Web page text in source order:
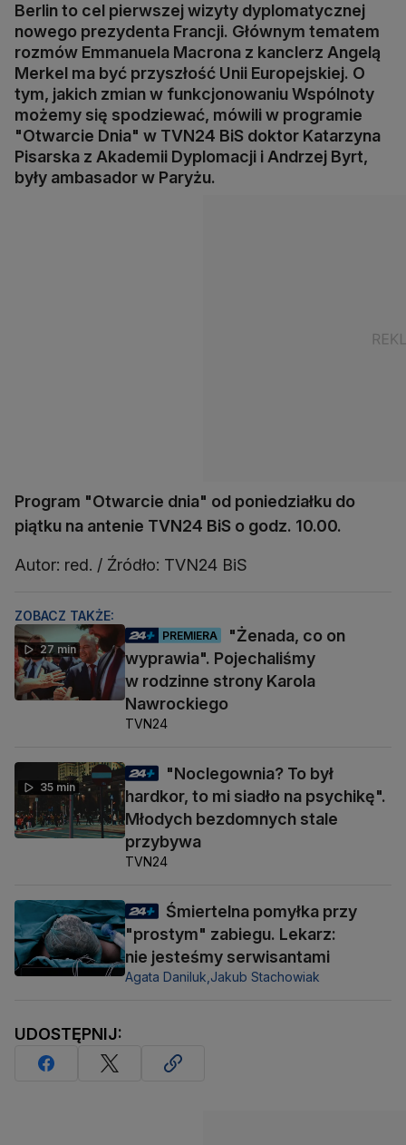
Berlin to cel pierwszej wizyty dyplomatycznej
nowego prezydenta Francji. Głównym tematem
rozmów Emmanuela Macrona z kanclerz Angelą
Merkel ma być przyszłość Unii Europejskiej. O
tym, jakich zmian w funkcjonowaniu Wspólnoty
możemy się spodziewać, mówili w programie
"Otwarcie Dnia" w TVN24 BiS doktor Katarzyna
Pisarska z Akademii Dyplomacji i Andrzej Byrt,
były ambasador w Paryżu.
Program "Otwarcie dnia" od poniedziałku do
piątku na antenie TVN24 BiS o godz. 10.00.
Autor: red. / Źródło: TVN24 BiS
ZOBACZ TAKŻE:
27 min
PREMIERA
"Żenada, co on
wyprawia". Pojechaliśmy
w rodzinne strony Karola
Nawrockiego
TVN24
35 min
"Noclegownia? To był
hardkor, to mi siadło na psychikę".
Młodych bezdomnych stale
przybywa
TVN24
Śmiertelna pomyłka przy
"prostym" zabiegu. Lekarz:
nie jesteśmy serwisantami
Agata Daniluk, Jakub Stachowiak
UDOSTĘPNIJ: